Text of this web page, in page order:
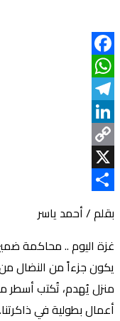
Facebook
WhatsApp
Telegram
LinkedIn
Copy
LinkX
بقلم / أحمد ياسر
غزة اليوم .. محاكمة
يكون جزءاً من النضال
منزل يُهدم، تُكتب
أعمال بطولية في